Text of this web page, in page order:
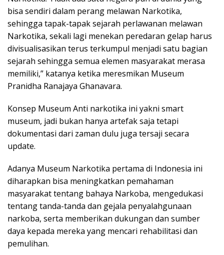
bisa sendiri dalam perang melawan Narkotika,
sehingga tapak-tapak sejarah perlawanan melawan
Narkotika, sekali lagi menekan peredaran gelap harus
divisualisasikan terus terkumpul menjadi satu bagian
sejarah sehingga semua elemen masyarakat merasa
memiliki,” katanya ketika meresmikan Museum
Pranidha Ranajaya Ghanavara.
Konsep Museum Anti narkotika ini yakni smart
museum, jadi bukan hanya artefak saja tetapi
dokumentasi dari zaman dulu juga tersaji secara
update.
Adanya Museum Narkotika pertama di Indonesia ini
diharapkan bisa meningkatkan pemahaman
masyarakat tentang bahaya Narkoba, mengedukasi
tentang tanda-tanda dan gejala penyalahgunaan
narkoba, serta memberikan dukungan dan sumber
daya kepada mereka yang mencari rehabilitasi dan
pemulihan.